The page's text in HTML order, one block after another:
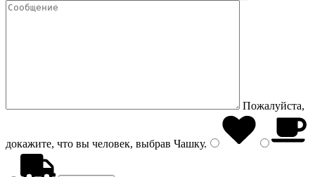
Пожалуйста,
докажите, что вы человек, выбрав Чашку.